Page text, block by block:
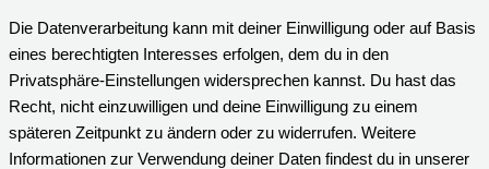
Die Datenverarbeitung kann mit deiner Einwilligung oder auf Basis
eines berechtigten Interesses erfolgen, dem du in den
Privatsphäre-Einstellungen widersprechen kannst. Du hast das
Recht, nicht einzuwilligen und deine Einwilligung zu einem
späteren Zeitpunkt zu ändern oder zu widerrufen. Weitere
Informationen zur Verwendung deiner Daten findest du in unserer